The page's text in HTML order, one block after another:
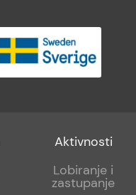
Footer
sub
Aktivnosti
Lobiranje i
zastupanje